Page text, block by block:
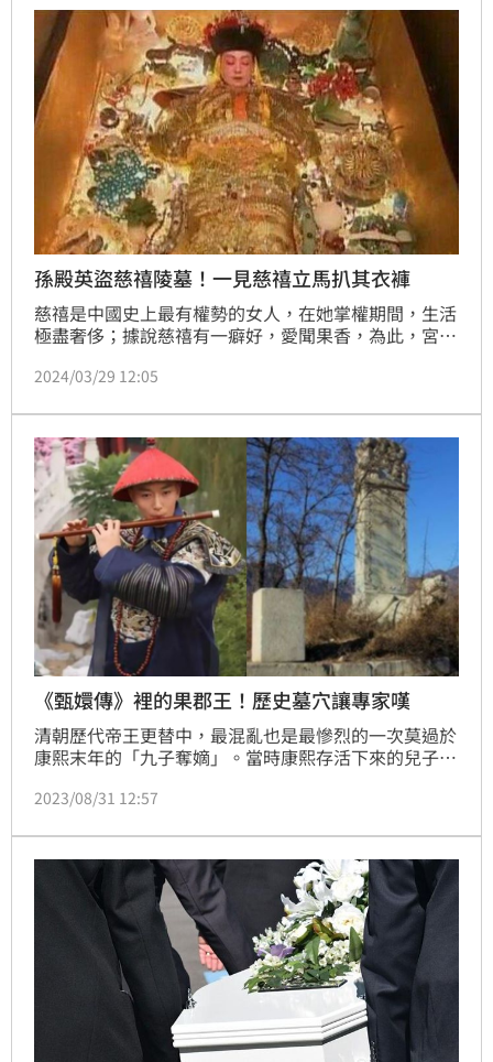
孫殿英盜慈禧陵墓！一見慈禧立馬扒其衣褲
慈禧是中國史上最有權勢的女人，在她掌權期間，生活
極盡奢侈；據說慈禧有一癖好，愛聞果香，為此，宮中
後更是風光大葬，將大量珍寶帶入地下，好供自己在陰
葬身之外卻遭人盜挖。（記者唐家興）
2024/03/29 12:05
《甄嬛傳》裡的果郡王！歷史墓穴讓專家嘆
清朝歷代帝王更替中，最混亂也是最慘烈的一次莫過於
康熙末年的「九子奪嫡」。當時康熙存活下來的兒子有
四子雍親王胤禛勝出，在康熙帝去世後繼承皇位，是為
《甄嬛傳》裡的果郡王了，在胤禛即位後不僅沒有被清
算鬥爭，還得到雍正的禮遇。（記者唐家興）
2023/08/31 12:57